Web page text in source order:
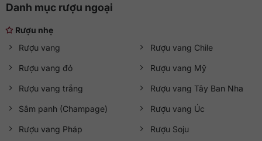
Danh mục rượu ngoại
Rượu nhẹ
Rượu vang
Rượu vang đỏ
Rượu vang trắng
Sâm panh (Champage)
Rượu vang Pháp
Rượu vang Chile
Rượu vang Mỹ
Rượu vang Tây Ban Nha
Rượu vang Úc
Rượu Soju